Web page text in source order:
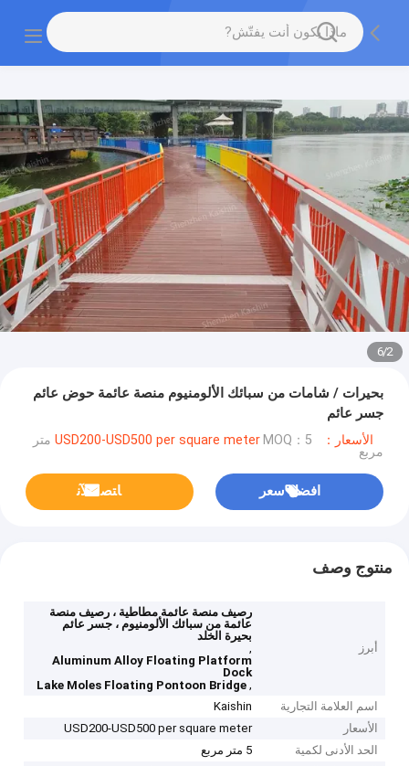
2
/
6
بحيرات / شامات من سبائك الألومنيوم منصة عائمة حوض عائم
جسر عائم
الأسعار：USD200-USD500 per square meter MOQ：5 متر
مربع
افضل سعر ﺎﺘﺼﻟ ﺍﻶﻧ
منتوج وصف
أبرز
رصيف منصة عائمة مطاطية ، رصيف منصة
عائمة من سبائك الألومنيوم ، جسر عائم
بحيرة الخلد
,
Aluminum Alloy Floating Platform
Dock
,
Lake Moles Floating Pontoon Bridge
اسم العلامة التجارية
Kaishin
الأسعار
USD200-USD500 per square meter
الحد الأدنى لكمية
5 متر مربع